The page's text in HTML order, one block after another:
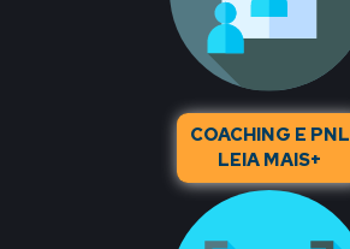
COACHING E PNL
LEIA MAIS+